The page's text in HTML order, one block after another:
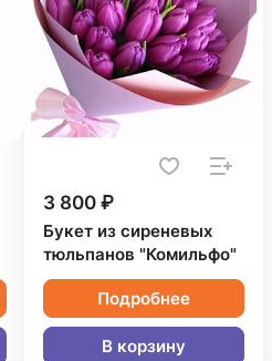
3 800 ₽
Букет из сиреневых
тюльпанов "Комильфо"
Подробнее
В корзину